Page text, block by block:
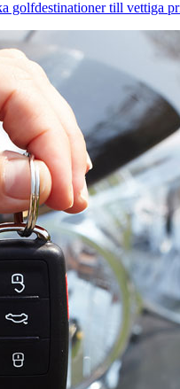
golfdestinationer till vettiga